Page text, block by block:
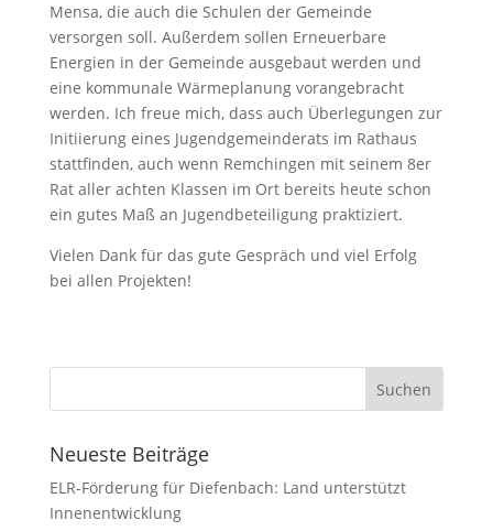
Mensa, die auch die Schulen der Gemeinde
versorgen soll. Außerdem sollen Erneuerbare
Energien in der Gemeinde ausgebaut werden und
eine kommunale Wärmeplanung vorangebracht
werden. Ich freue mich, dass auch Überlegungen zur
Initiierung eines Jugendgemeinderats im Rathaus
stattfinden, auch wenn Remchingen mit seinem 8er
Rat aller achten Klassen im Ort bereits heute schon
ein gutes Maß an Jugendbeteiligung praktiziert.
Vielen Dank für das gute Gespräch und viel Erfolg
bei allen Projekten!
Neueste Beiträge
ELR-Förderung für Diefenbach: Land unterstützt
Innenentwicklung